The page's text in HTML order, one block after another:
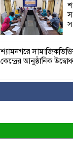
শ্যামনগরে
কেন্দ্রের আনুষ্ঠানিক